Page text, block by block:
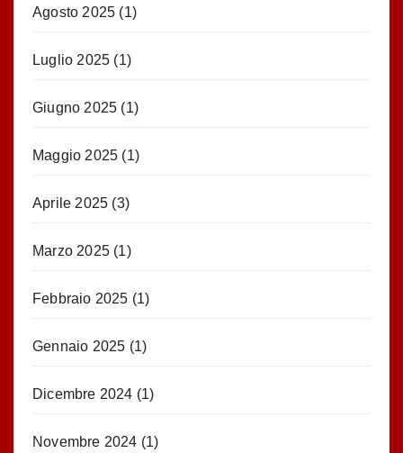
Agosto 2025 (1)
Luglio 2025 (1)
Giugno 2025 (1)
Maggio 2025 (1)
Aprile 2025 (3)
Marzo 2025 (1)
Febbraio 2025 (1)
Gennaio 2025 (1)
Dicembre 2024 (1)
Novembre 2024 (1)